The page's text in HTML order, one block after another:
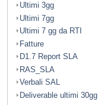
Ultimi 3gg
Ultimi 7gg
Ultimi 7 gg da RTI
Fatture
D1.7 Report SLA
RAS_SLA
Verbali SAL
Deliverable ultimi 30gg